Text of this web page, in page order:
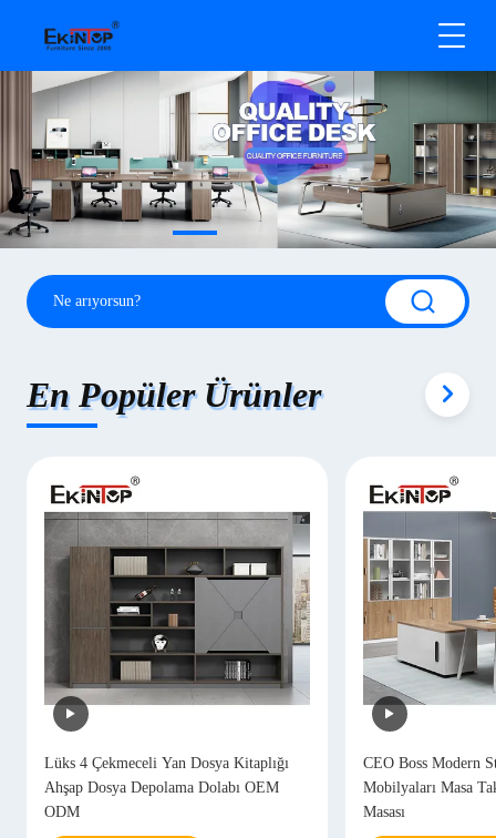
En Popüler Ürünler
Lüks 4 Çekmeceli Yan Dosya Kitaplığı
Ahşap Dosya Depolama Dolabı OEM
ODM
CEO Boss Modern
Mobilyaları Masa
Masası